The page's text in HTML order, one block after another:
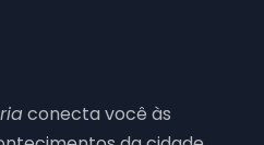
conecta você às